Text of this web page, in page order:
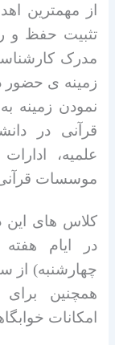
از مهمترین
تثبیت حفظ و
مدرک
زمینه ی حضور
نمودن زمینه
قرآنی در
علمیه،
موسسات
کلاس های
در ایام
همچنین
امکانات